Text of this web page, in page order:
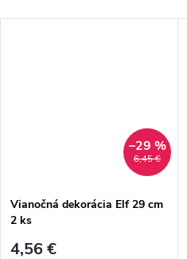
6,45 €
–29 %
Vianočná dekorácia Elf 29 cm
2 ks
4,56 €